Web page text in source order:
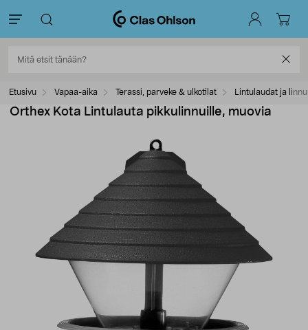
Etusivu Vapaa-aika Terassi, parveke & ulkotilat Lintulaudat ja
Orthex Kota Lintulauta pikkulinnuille, muovia